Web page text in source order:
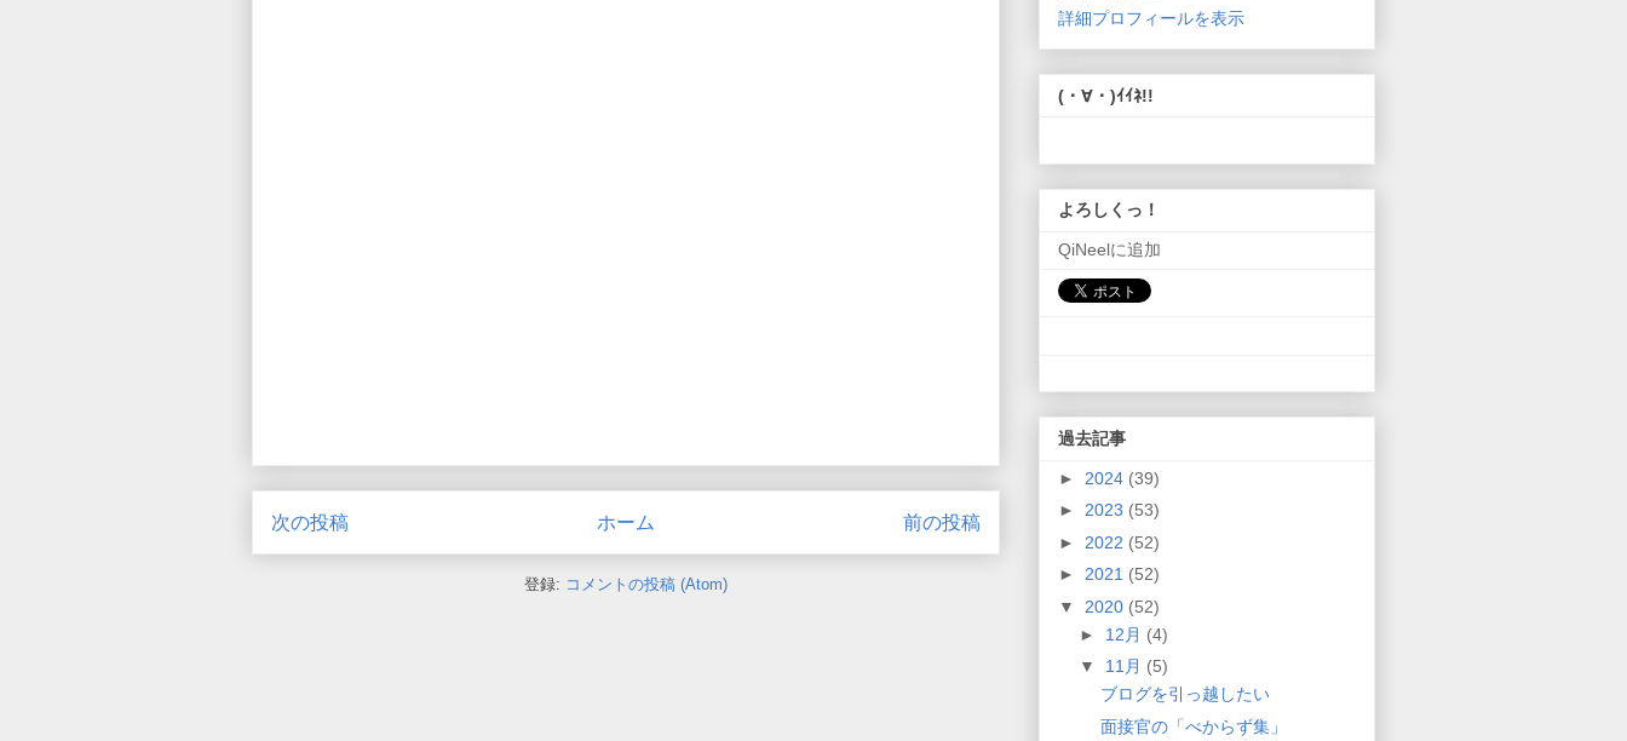
次の投稿 前の投稿
ホーム
登録: コメントの投稿 (Atom)
詳細プロフィールを表示
(・∀・)ｲｲﾈ!!
よろしくっ！
QiNeelに追加
過去記事
► 2024 (39)
► 2023 (53)
► 2022 (52)
► 2021 (52)
▼ 2020 (52)
► 12月 (4)
▼ 11月 (5)
ブログを引っ越したい
面接官の「べからず集」